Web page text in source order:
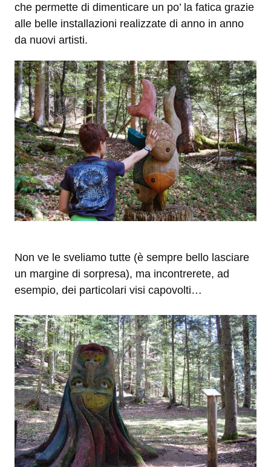
che permette di dimenticare un po’ la fatica grazie
alle belle installazioni realizzate di anno in anno
da nuovi artisti.
Non ve le sveliamo tutte (è sempre bello lasciare
un margine di sorpresa), ma incontrerete, ad
esempio, dei particolari visi capovolti…